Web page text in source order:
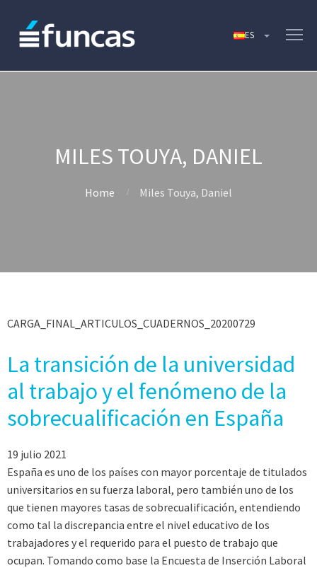
MILES TOUYA, DANIEL
Home Miles Touya, Daniel
CARGA_FINAL_ARTICULOS_CUADERNOS_20200729
La transición de la universidad
al trabajo y el fenómeno de la
sobrecualificación en España
19 julio 2021
España es uno de los países con mayor porcentaje de titulados
universitarios en su fuerza laboral, pero también uno de los
que tienen mayores tasas de sobrecualificación, entendiendo
como tal la discrepancia entre el nivel educativo de los
trabajadores y el requerido para el puesto de trabajo que
ocupan. Tomando como base la Encuesta de Inserción Laboral